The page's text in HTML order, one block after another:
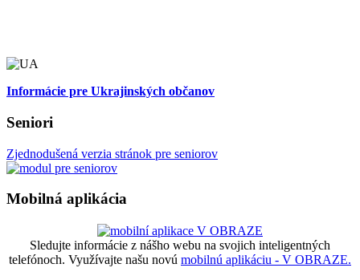
Informácie pre Ukrajinských občanov
Seniori
Zjednodušená verzia stránok pre seniorov
Mobilná aplikácia
Sledujte informácie z nášho webu na svojich inteligentných
telefónoch. Využívajte našu novú mobilnú aplikáciu - V OBRAZE.